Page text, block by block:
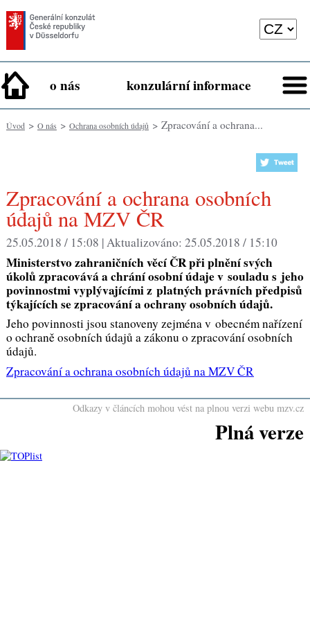
o nás konzulární informace
Úvod> O nás > Ochrana osobních údajů> Zpracování a ochrana...
Zpracování a ochrana osobních
údajů na MZV ČR
25.05.2018 / 15:08 |Aktualizováno: 25.05.2018 / 15:10
Ministerstvo zahraničních věcí ČR při plnění svých
úkolů zpracovává a chrání osobní údaje v souladu s jeho
povinnostmi vyplývajícími z platných právních předpisů
týkajících se zpracování a ochrany osobních údajů.
Jeho povinnosti jsou stanoveny zejména v obecném nařízení
o ochraně osobních údajů a zákonu o zpracování osobních
údajů.
Zpracování a ochrana osobních údajů na MZV ČR
Odkazy v článcích mohou vést na plnou verzi webu mzv.cz
Plná verze